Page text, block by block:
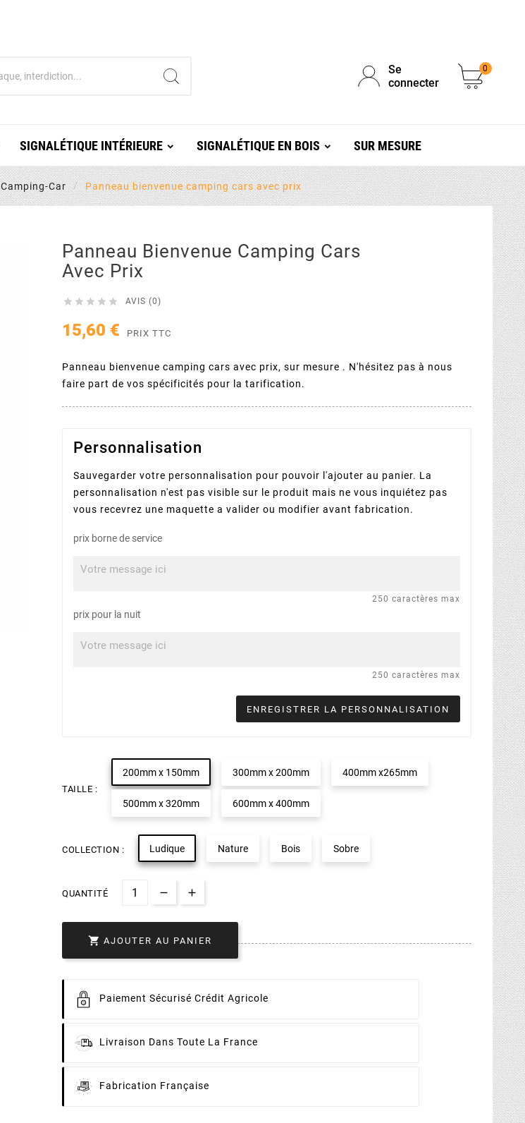
Se
connecter
0
SIGNALÉTIQUE INTÉRIEURE SIGNALÉTIQUE EN BOIS SUR MESURE
Camping-Car Panneau bienvenue camping cars avec prix
Panneau Bienvenue Camping Cars
Avec Prix
     AVIS (0)
15,60 € PRIX TTC
Panneau bienvenue camping cars avec prix, sur mesure . N'hésitez pas à nous
faire part de vos spécificités pour la tarification.
Personnalisation
Sauvegarder votre personnalisation pour pouvoir l'ajouter au panier. La
personnalisation n'est pas visible sur le produit mais ne vous inquiétez pas
vous recevrez une maquette a valider ou modifier avant fabrication.
prix borne de service
250 caractères max
prix pour la nuit
250 caractères max
ENREGISTRER LA PERSONNALISATION
TAILLE :
200mm x 150mm 300mm x 200mm 400mm x265mm
500mm x 320mm 600mm x 400mm
COLLECTION : Ludique Nature Bois Sobre
QUANTITÉ
 AJOUTER AU PANIER
Paiement Sécurisé Crédit Agricole
Livraison Dans Toute La France
Fabrication Française